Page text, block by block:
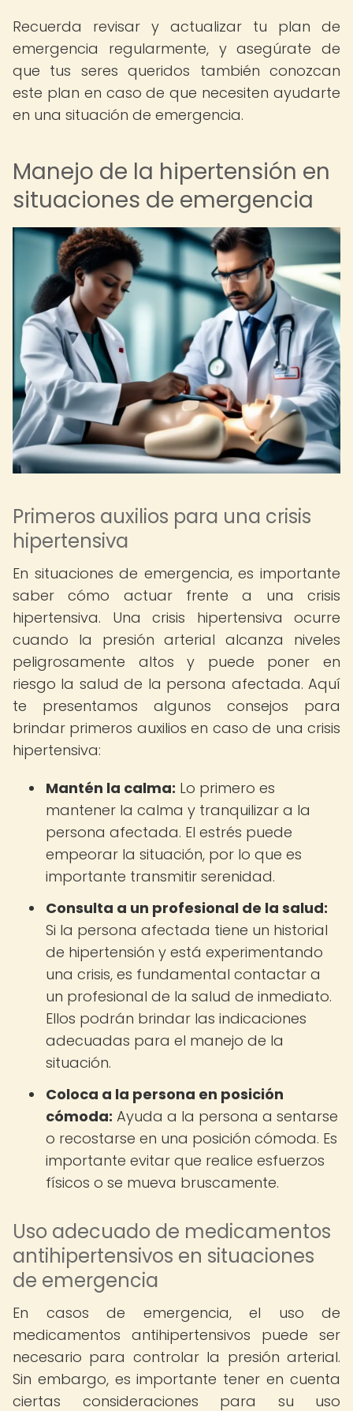
Recuerda revisar y actualizar tu plan de
emergencia regularmente, y asegúrate de
que tus seres queridos también conozcan
este plan en caso de que necesiten ayudarte
en una situación de emergencia.
Manejo de la hipertensión en
situaciones de emergencia
Primeros auxilios para una crisis
hipertensiva
En situaciones de emergencia, es importante
saber cómo actuar frente a una crisis
hipertensiva. Una crisis hipertensiva ocurre
cuando la presión arterial alcanza niveles
peligrosamente altos y puede poner en
riesgo la salud de la persona afectada. Aquí
te presentamos algunos consejos para
brindar primeros auxilios en caso de una crisis
hipertensiva:
Mantén la calma: Lo primero es
mantener la calma y tranquilizar a la
persona afectada. El estrés puede
empeorar la situación, por lo que es
importante transmitir serenidad.
Consulta a un profesional de la salud:
Si la persona afectada tiene un historial
de hipertensión y está experimentando
una crisis, es fundamental contactar a
un profesional de la salud de inmediato.
Ellos podrán brindar las indicaciones
adecuadas para el manejo de la
situación.
Coloca a la persona en posición
cómoda: Ayuda a la persona a sentarse
o recostarse en una posición cómoda. Es
importante evitar que realice esfuerzos
físicos o se mueva bruscamente.
Uso adecuado de medicamentos
antihipertensivos en situaciones
de emergencia
En casos de emergencia, el uso de
medicamentos antihipertensivos puede ser
necesario para controlar la presión arterial.
Sin embargo, es importante tener en cuenta
ciertas consideraciones para su uso